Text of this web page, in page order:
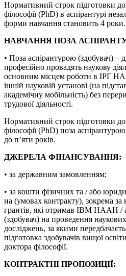
Нормативний строк підготовки
філософії (PhD) в аспірантурі
форми навчання становить 4 роки.
НАВЧАННЯ ПОЗА
• Поза аспірантурою (здобувач) ‒
професійно провадять наукову
основним місцем роботи в ІРГ
іншій науковій установі (на
академічну мобільність) без
трудової діяльності.
Нормативний строк підготовки
філософії (PhD) поза
до п’яти років.
ДЖЕРЕЛА ФІНАНСУВАННЯ:
• за державним замовленням;
• за кошти фізичних та / або
на (умовах контракту), зокрема за
грантів, які отримав ІВМ НААН /
(здобувач) на проведення наукових
досліджень, за якими
підготовка здобувачів вищої
доктора філософії.
КОНТРАКТНІ ПРОПОЗИЦІЇ: